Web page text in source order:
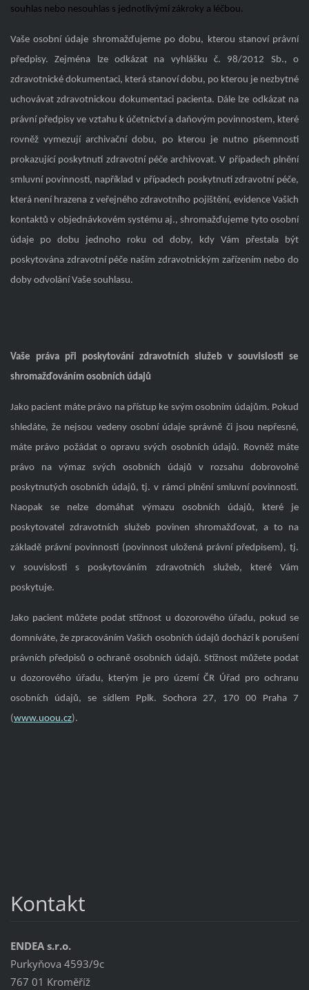
souhlas nebo nesouhlas s jednotlivými zákroky a léčbou.
Vaše osobní údaje shromažďujeme po dobu, kterou stanoví právní
předpisy. Zejména lze odkázat na vyhlášku č. 98/2012 Sb., o
zdravotnické dokumentaci, která stanoví dobu, po kterou je nezbytné
uchovávat zdravotnickou dokumentaci pacienta. Dále lze odkázat na
právní předpisy ve vztahu k účetnictví a daňovým povinnostem, které
rovněž vymezují archivační dobu, po kterou je nutno písemnosti
prokazující poskytnutí zdravotní péče archivovat. V případech plnění
smluvní povinnosti, například v případech poskytnutí zdravotní péče,
která není hrazena z veřejného zdravotního pojištění, evidence Vašich
kontaktů v objednávkovém systému aj., shromažďujeme tyto osobní
údaje po dobu jednoho roku od doby, kdy Vám přestala být
poskytována zdravotní péče naším zdravotnickým zařízením nebo do
doby odvolání Vaše souhlasu.
Vaše práva při poskytování zdravotních služeb v souvislosti se
shromažďováním osobních údajů
Jako pacient máte právo na přístup ke svým osobním údajům. Pokud
shledáte, že nejsou vedeny osobní údaje správně či jsou nepřesné,
máte právo požádat o opravu svých osobních údajů. Rovněž máte
právo na výmaz svých osobních údajů v rozsahu dobrovolně
poskytnutých osobních údajů, tj. v rámci plnění smluvní povinností.
Naopak se nelze domáhat výmazu osobních údajů, které je
poskytovatel zdravotních služeb povinen shromažďovat, a to na
základě právní povinnosti (povinnost uložená právní předpisem), tj.
v souvislosti s poskytováním zdravotních služeb, které Vám
poskytuje.
Jako pacient můžete podat stížnost u dozorového úřadu, pokud se
domníváte, že zpracováním Vašich osobních údajů dochází k porušení
právních předpisů o ochraně osobních údajů. Stížnost můžete podat
u dozorového úřadu, kterým je pro území ČR Úřad pro ochranu
osobních údajů, se sídlem Pplk. Sochora 27, 170 00 Praha 7
(www.uoou.cz).
Kontakt
ENDEA s.r.o.
Purkyňova 4593/9c
767 01 Kroměříž